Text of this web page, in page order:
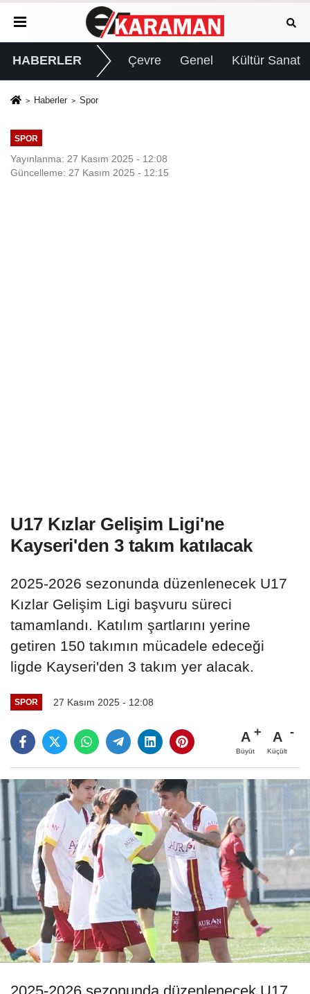
HABERLER Çevre Genel Kültür Sanat
Haberler Spor
SPOR
Yayınlanma: 27 Kasım 2025 - 12:08
Güncelleme: 27 Kasım 2025 - 12:15
U17 Kızlar Gelişim Ligi'ne
Kayseri'den 3 takım katılacak
2025-2026 sezonunda düzenlenecek U17
Kızlar Gelişim Ligi başvuru süreci
tamamlandı. Katılım şartlarını yerine
getiren 150 takımın mücadele edeceği
ligde Kayseri'den 3 takım yer alacak.
SPOR 27 Kasım 2025 - 12:08
A
Büyüt
A
Küçült